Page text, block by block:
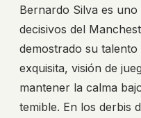
Bernardo Silva es
decisivos del
demostrado su
exquisita, visión de
mantener la calma
temible. En los derbis